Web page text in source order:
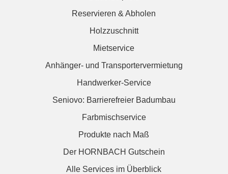
Reservieren & Abholen
Holzzuschnitt
Mietservice
Anhänger- und Transportervermietung
Handwerker-Service
Seniovo: Barrierefreier Badumbau
Farbmischservice
Produkte nach Maß
Der HORNBACH Gutschein
Alle Services im Überblick